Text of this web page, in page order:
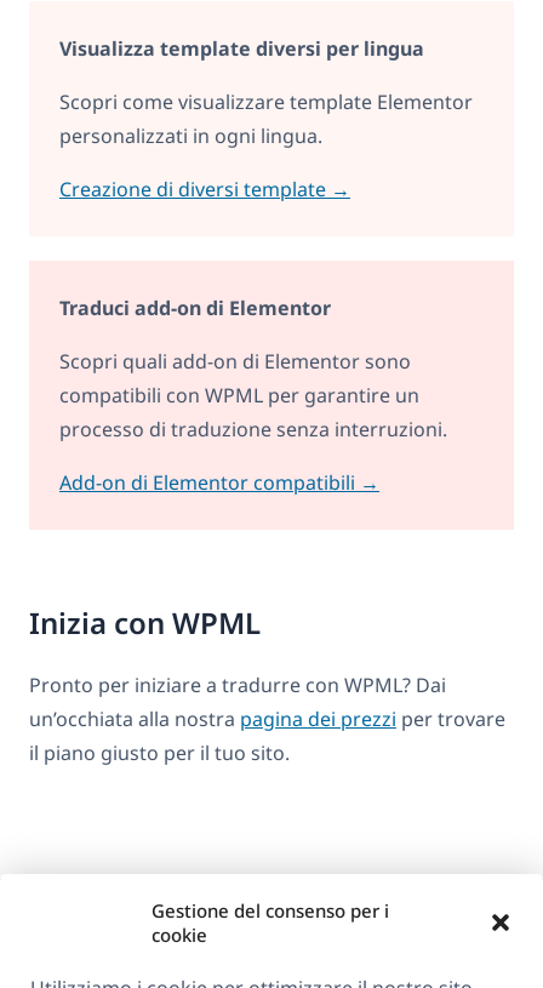
Gestione del consenso per i
cookie
Visualizza template diversi per lingua
Scopri come visualizzare template Elementor
personalizzati in ogni lingua.
Creazione di diversi template →
Traduci add-on di Elementor
Scopri quali add-on di Elementor sono
compatibili con WPML per garantire un
processo di traduzione senza interruzioni.
Add-on di Elementor compatibili →
Inizia con WPML
Pronto per iniziare a tradurre con WPML? Dai
un’occhiata alla nostra pagina dei prezzi per trovare
il piano giusto per il tuo sito.